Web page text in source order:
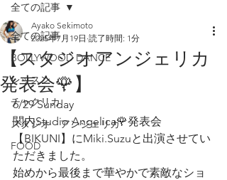
全ての記事
BOLLYWOOD DANCE
レッスン
チャクリカ
スタジオ アンジェリカ
FOOD
全ての記事
【スタジオアンジェリカ
発表会🌹】
Ayako Sekimoto
2025年7月19日 読了時間: 1分
6/29 Sunday
関内Studio Angelica🌹発表会
【BIKUNI】にMiki.Suzuと出演させてい
ただきました。
始めから最後まで華やかで素敵なショ